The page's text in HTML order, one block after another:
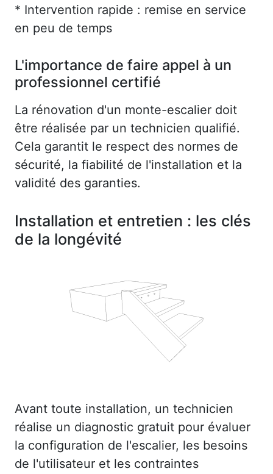
* Intervention rapide : remise en service
en peu de temps
L'importance de faire appel à un
professionnel certifié
La rénovation d'un monte-escalier doit
être réalisée par un technicien qualifié.
Cela garantit le respect des normes de
sécurité, la fiabilité de l'installation et la
validité des garanties.
Installation et entretien : les clés
de la longévité
Avant toute installation, un technicien
réalise un diagnostic gratuit pour évaluer
la configuration de l'escalier, les besoins
de l'utilisateur et les contraintes